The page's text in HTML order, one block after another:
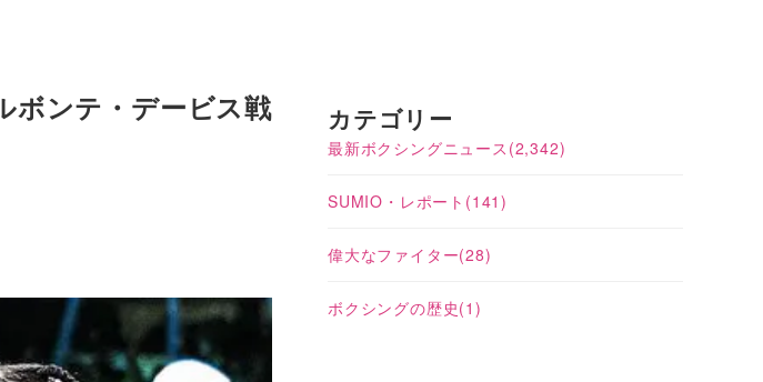
ボンテ・デービス戦
カテゴリー
最新ボクシングニュース (2,342)
SUMIO・レポート (141)
偉大なファイター(28)
ボクシングの歴史(1)